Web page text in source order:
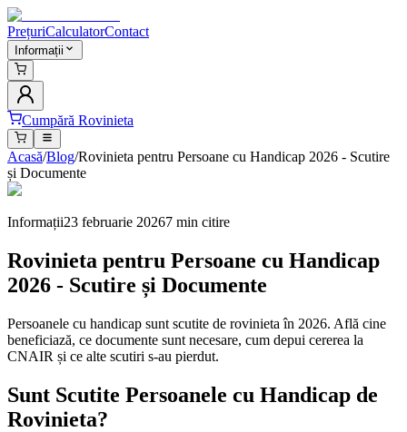
PrețuriCalculatorContact
Informații
Cumpără Rovinieta
Acasă/Blog/Rovinieta pentru Persoane cu Handicap 2026 - Scutire
și Documente
Informații23 februarie 20267 min citire
Rovinieta pentru Persoane cu Handicap
2026 - Scutire și Documente
Persoanele cu handicap sunt scutite de rovinieta în 2026. Află cine
beneficiază, ce documente sunt necesare, cum depui cererea la
CNAIR și ce alte scutiri s-au pierdut.
Sunt Scutite Persoanele cu Handicap de
Rovinieta?